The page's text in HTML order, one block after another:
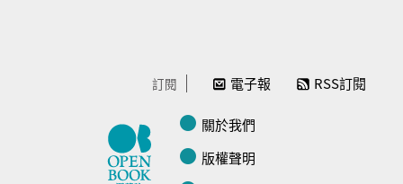
訂閱 電子報 RSS訂閱
關於我們
版權聲明